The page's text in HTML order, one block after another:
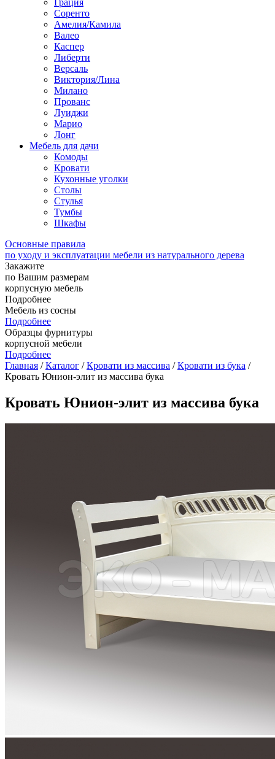
Грация
Соренто
Амелия/Камила
Валео
Каспер
Либерти
Версаль
Виктория/Лина
Милано
Прованс
Луиджи
Марио
Лонг
Мебель для дачи
Комоды
Кровати
Кухонные уголки
Столы
Стулья
Тумбы
Шкафы
Основные правила
по уходу и эксплуатации мебели из натурального дерева
Закажите
по Вашим размерам
корпусную мебель
Подробнее
Мебель из сосны
Подробнее
Образцы фурнитуры
корпусной мебели
Подробнее
Главная /Каталог /Кровати из массива /Кровати из бука /
Кровать Юнион-элит из массива бука
Кровать Юнион-элит из массива бука